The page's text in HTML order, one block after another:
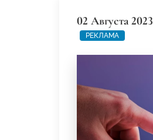
02 Августа 2023
РЕКЛАМА